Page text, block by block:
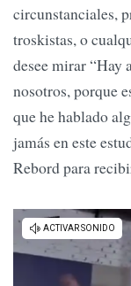
circunstanciales,
troskistas, o
desee mirar “Hay
nosotros, porque
que he hablado
jamás en este
Rebord para